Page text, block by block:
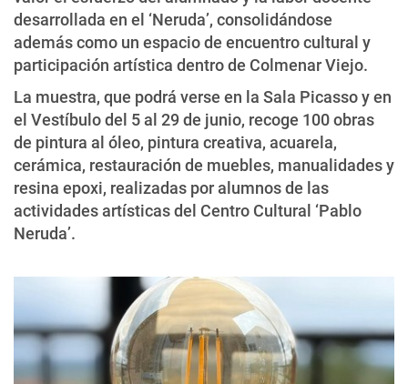
desarrollada en el ‘Neruda’, consolidándose
además como un espacio de encuentro cultural y
participación artística dentro de Colmenar Viejo.
La muestra, que podrá verse en la Sala Picasso y en
el Vestíbulo del 5 al 29 de junio, recoge 100 obras
de pintura al óleo, pintura creativa, acuarela,
cerámica, restauración de muebles, manualidades y
resina epoxi, realizadas por alumnos de las
actividades artísticas del Centro Cultural ‘Pablo
Neruda’.